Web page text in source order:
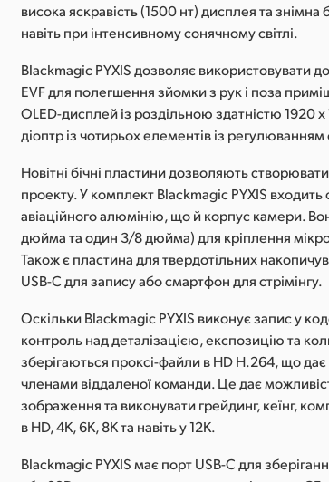
висока яскравість (1500 нт) дисплея та
навіть при інтенсивному сонячному світлі.
Blackmagic PYXIS дозволяє використовувати
EVF для полегшення зйомки з рук і поза
OLED-дисплей із роздільною здатністю 1920
діоптр із чотирьох елементів із
Новітні бічні пластини дозволяють
проекту. У комплект Blackmagic PYXIS
авіаційного алюмінію, що й корпус камери.
дюйма та один 3/8 дюйма) для кріплення
Також є пластина для твердотільних
USB-C для запису або смартфон для стрімінгу.
Оскільки Blackmagic PYXIS виконує запис у
контроль над деталізацією, експозицію та
зберігаються проксі-файли в HD H.264, що
членами віддаленої команди. Це дає
зображення та виконувати грейдинг, кеїнг,
в HD, 4K, 6K, 8K та навіть у 12K.
Blackmagic PYXIS має порт USB-C для